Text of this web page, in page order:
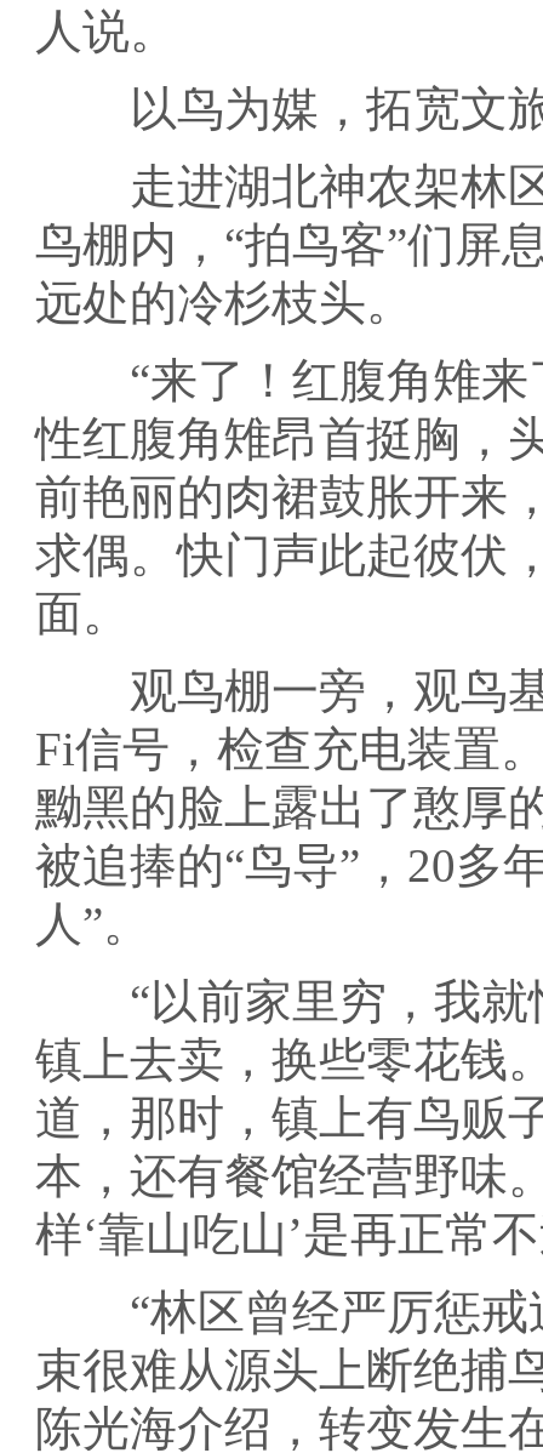
人说。
以鸟为媒，拓宽文
走进湖北神农架林区
鸟棚内，“拍鸟客”们屏
远处的冷杉枝头。
“来了！红腹角雉来
性红腹角雉昂首挺胸，
前艳丽的肉裙鼓胀开来
求偶。快门声此起彼伏
面。
观鸟棚一旁，观鸟基
Fi信号，检查充电装置
黝黑的脸上露出了憨厚
被追捧的“鸟导”，20多
人”。
“以前家里穷，我就
镇上去卖，换些零花钱
道，那时，镇上有鸟贩
本，还有餐馆经营野味
样‘靠山吃山’是再正常
“林区曾经严厉惩戒
束很难从源头上断绝捕
陈光海介绍，转变发生